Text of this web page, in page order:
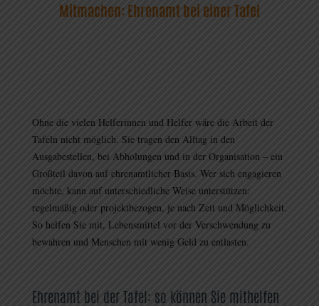
Mitmachen: Ehrenamt bei einer Tafel
Ohne die vielen Helferinnen und Helfer wäre die Arbeit der
Tafeln nicht möglich. Sie tragen den Alltag in den
Ausgabestellen, bei Abholungen und in der Organisation – ein
Großteil davon auf ehrenamtlicher Basis. Wer sich engagieren
möchte, kann auf unterschiedliche Weise unterstützen:
regelmäßig oder projektbezogen, je nach Zeit und Möglichkeit.
So helfen Sie mit, Lebensmittel vor der Verschwendung zu
bewahren und Menschen mit wenig Geld zu entlasten.
Ehrenamt bei der Tafel: so können Sie mithelfen